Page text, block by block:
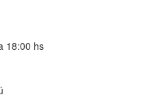
18:00 hs